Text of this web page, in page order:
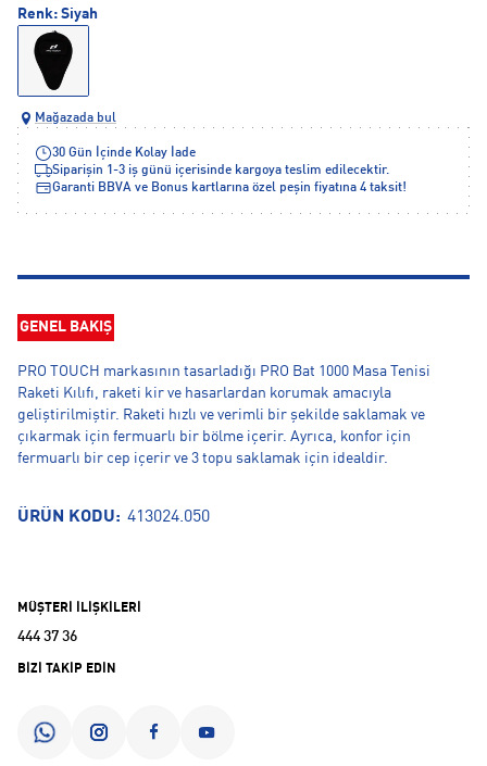
Renk: Siyah
Mağazada bul
30 Gün İçinde Kolay İade
Siparişin 1-3 iş günü içerisinde kargoya teslim edilecektir.
Garanti BBVA ve Bonus kartlarına özel peşin fiyatına 4 taksit!
GENEL BAKIŞ
PRO TOUCH markasının tasarladığı PRO Bat 1000 Masa Tenisi
Raketi Kılıfı, raketi kir ve hasarlardan korumak amacıyla
geliştirilmiştir. Raketi hızlı ve verimli bir şekilde saklamak ve
çıkarmak için fermuarlı bir bölme içerir. Ayrıca, konfor için
fermuarlı bir cep içerir ve 3 topu saklamak için idealdir.
ÜRÜN KODU: 413024.050
MÜŞTERİ İLİŞKİLERİ
444 37 36
BİZİ TAKİP EDİN